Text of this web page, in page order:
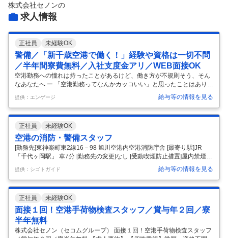
株式会社セノンの
求人情報
正社員 未経験OK
警備／「新千歳空港で働く！」経験や資格は一切不問
／半年間寮費無料／入社支度金アリ／WEB面接OK
空港勤務への憧れは持ったことがあるけど、働き方が不規則そう、そん
なあなたへ ー 「空港勤務ってなんかカッコいい」と思ったことはありま
せんか？ 「でも休みが少ないし、働き方も不規則で大変そう」と思った
ことはありませんか？ 「専門的な知識も必要そうで未経験では難しいの
では」と思ったことはありませんか？ ＼3～4日勤務で1～2日のお休
み！／ 当社はこの勤務の仕方が基本なので、先の予定も組みやすいのが
ウレシイ！ ＼寮費半年無料で送迎もアリ！／ 空港近くに7畳の社員寮を
ご用意。基本的に寮から空港へ送迎もあるので、出退勤はラクチン！ ＼
夜勤はないので体への負担も少ない！／ シフトは遅くても、22：00で
終…
提供：エンゲージ 給与等の情報を見る
正社員 未経験OK
空港の消防・警備スタッフ
[勤務先]東神楽町東2線16－98 旭川空港内空港消防庁舎 [最寄り駅]JR
「千代ヶ岡駅」 車7分 [勤務先の変更]なし [受動喫煙防止措置]屋内禁煙
[期間の定め]なし [仕事内容]航空機災害に伴う消火・救難活動、航空機の
監視業務、消防車両の維持管理、空港制限区域の警備、空港内の巡回警
備業務。 [資格]普通自動車免許（マニュアル車）、大型自動車免許あれ
ば尚可 [求める人物像]未経験者応募OK ＜以下のような方も応援します＞
・体を動かすことが好き ・チームで協力するのが好き ・指示を素直に実
行できる ・訓練をコツコツ積み重ねられる ・緊張感のある環境でも冷静
に動ける ・ルールや規律を守るこ
提供：シゴトガイド 給与等の情報を見る
正社員 未経験OK
面接１回！空港手荷物検査スタッフ／賞与年２回／寮
半年無料
株式会社セノン（セコムグループ） 面接１回！空港手荷物検査スタッフ